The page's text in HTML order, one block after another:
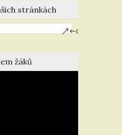
stránkách
žáků